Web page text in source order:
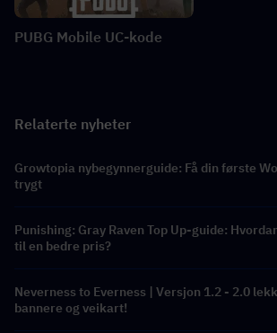
PUBG Mobile UC-kode
Relaterte nyheter
Growtopia nybegynnerguide: Få din første
trygt
Punishing: Gray Raven Top Up-guide:
til en bedre pris?
Neverness to Everness | Versjon 1.2 - 2.0
bannere og veikart!